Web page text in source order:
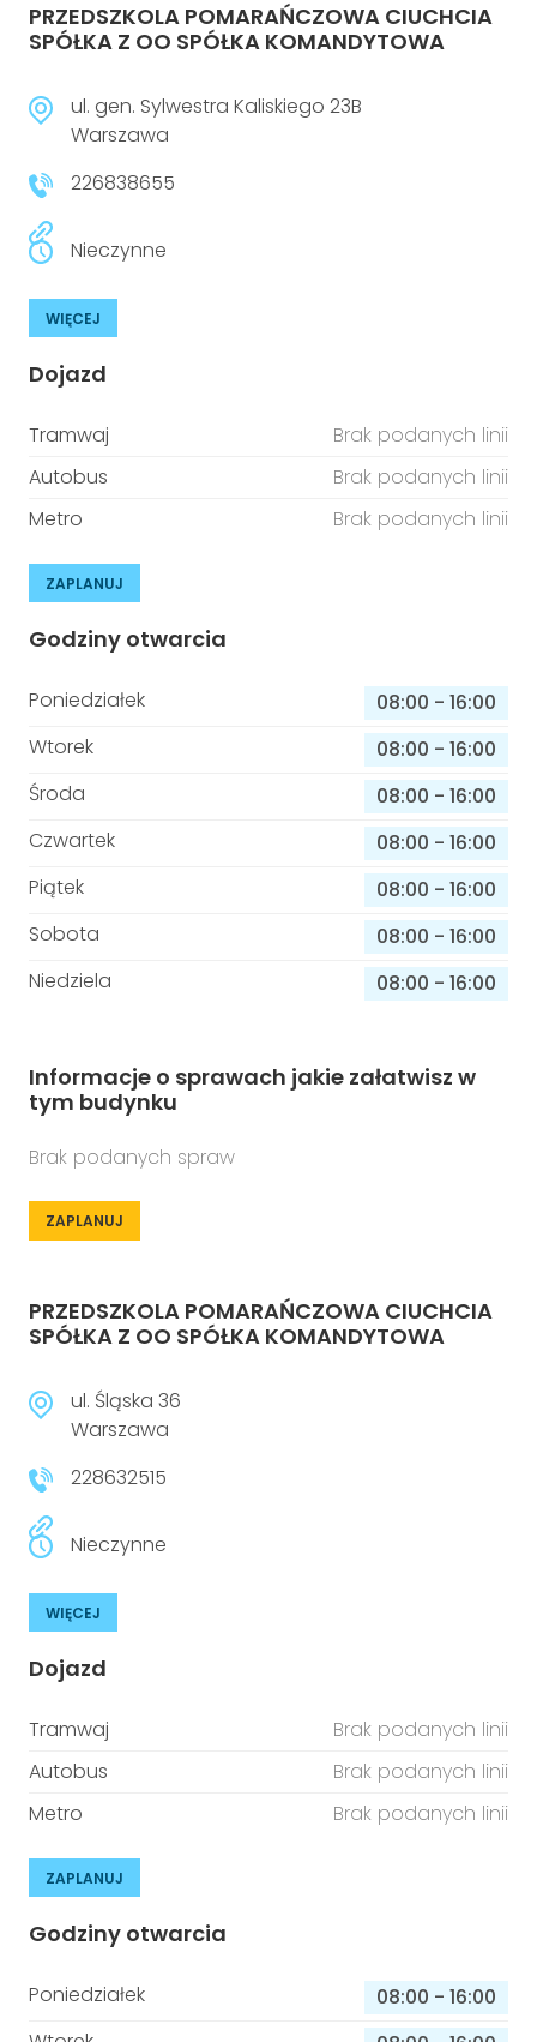
PRZEDSZKOLA POMARAŃCZOWA CIUCHCIA
SPÓŁKA Z OO SPÓŁKA KOMANDYTOWA
ul. gen. Sylwestra Kaliskiego 23B
Warszawa
226838655
Nieczynne
WIĘCEJ
Dojazd
Tramwaj
Brak podanych linii
Autobus
Brak podanych linii
Metro
Brak podanych linii
ZAPLANUJ
Godziny otwarcia
Poniedziałek 08:00 - 16:00
Wtorek
08:00 - 16:00
Środa
08:00 - 16:00
Czwartek
08:00 - 16:00
Piątek
08:00 - 16:00
Sobota
08:00 - 16:00
Niedziela
08:00 - 16:00
Informacje o sprawach jakie załatwisz w
tym budynku
Brak podanych spraw
ZAPLANUJ
PRZEDSZKOLA POMARAŃCZOWA CIUCHCIA
SPÓŁKA Z OO SPÓŁKA KOMANDYTOWA
ul. Śląska 36
Warszawa
228632515
Nieczynne
WIĘCEJ
Dojazd
Tramwaj
Brak podanych linii
Autobus
Brak podanych linii
Metro
Brak podanych linii
ZAPLANUJ
Godziny otwarcia
Poniedziałek 08:00 - 16:00